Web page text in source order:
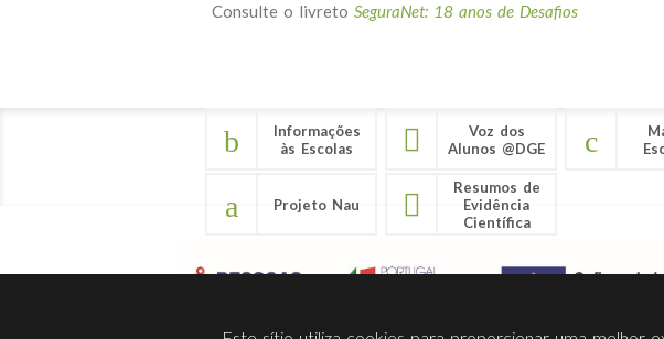
Consulte o livreto SeguraNet: 18 anos de Desafios
Informações
às Escolas
Voz dos
Alunos @DGE
Projeto Nau
Resumos de
Evidência
Científica